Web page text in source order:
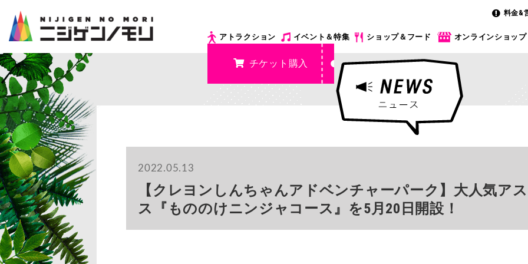
料金&
アトラクション イベント＆特集 ショップ＆フード オンラインショップ
チケット購入
2022.05.13
【クレヨンしんちゃんアドベンチャーパーク】大人気ア
ス『もののけニンジャコース』を5月20日開設！